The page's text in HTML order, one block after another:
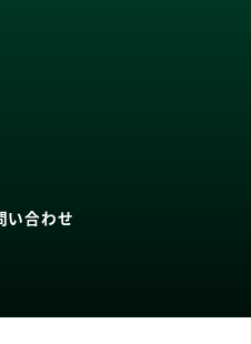
い合わせ